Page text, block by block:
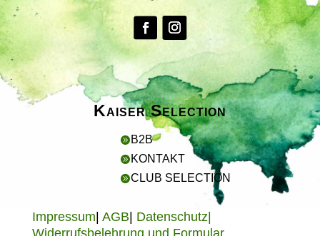
Kaiser Selection
 B2B
 KONTAKT
CLUB SELECTION
Impressum AGB Datenschutz|